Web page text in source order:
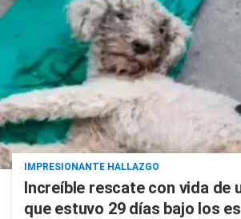
IMPRESIONANTE HALLAZGO
Increíble rescate con vida de
que estuvo 29 días bajo los